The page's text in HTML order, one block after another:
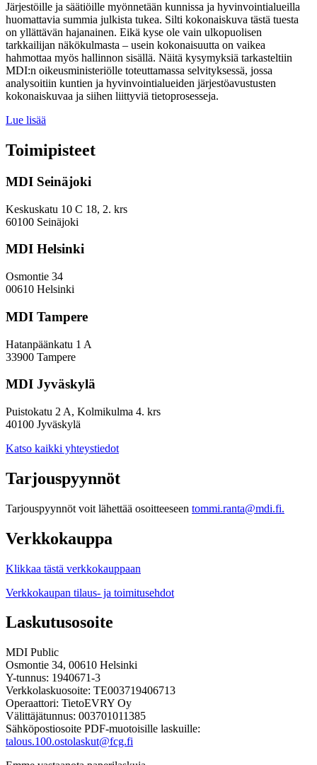
Järjestöille ja säätiöille myönnetään kunnissa ja hyvinvointialueilla
huomattavia summia julkista tukea. Silti kokonaiskuva tästä tuesta
on yllättävän hajanainen. Eikä kyse ole vain ulkopuolisen
tarkkailijan näkökulmasta – usein kokonaisuutta on vaikea
hahmottaa myös hallinnon sisällä. Näitä kysymyksiä tarkasteltiin
MDI:n oikeusministeriölle toteuttamassa selvityksessä, jossa
analysoitiin kuntien ja hyvinvointialueiden järjestöavustusten
kokonaiskuvaa ja siihen liittyviä tietoprosesseja.
Lue lisää
merkittävistä
rahavirroista,
niistä
vaikeaa
muodostaa
Toimipisteet
MDI Seinäjoki
Keskuskatu 10 C 18, 2. krs
60100 Seinäjoki
MDI Helsinki
Osmontie 34
00610 Helsinki
MDI Tampere
Hatanpäänkatu 1 A
33900 Tampere
MDI Jyväskylä
Puistokatu 2 A, Kolmikulma 4. krs
40100 Jyväskylä
Katso kaikki yhteystiedot
Tarjouspyynnöt
Tarjouspyynnöt voit lähettää osoitteeseen tommi.ranta@mdi.fi.
Verkkokauppa
Klikkaa tästä verkkokauppaan
Verkkokaupan tilaus- ja toimitusehdot
Laskutusosoite
MDI Public
Osmontie 34, 00610 Helsinki
Y-tunnus: 1940671-3
Verkkolaskuosoite: TE003719406713
Operaattori: TietoEVRY Oy
Välittäjätunnus: 003701011385
Sähköpostiosoite PDF-muotoisille laskuille:
talous.100.ostolaskut@fcg.fi